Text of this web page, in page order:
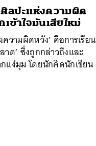
ลปะแห่งความผิด
ข้าใจมันเสียใหม่
วามผิดหวัง’ คือการเรียน
ด’ ซึ่งถูกกล่าวถึงและ
แง่มุม โดยนักคิดนักเขียน